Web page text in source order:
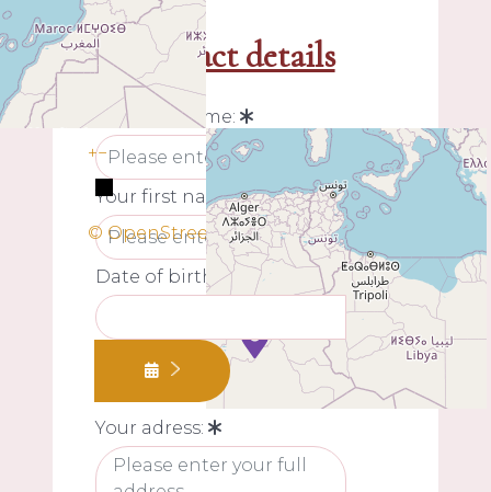
+−
© OpenStreetMap
My contact details
Your last name:
Your first name:
Date of birth:
Your adress: